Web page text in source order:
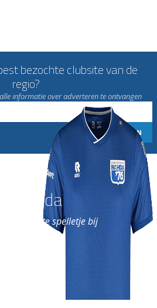
bezochte clubsite van de
regio?
informatie over adverteren te ontvangen
Rohda
het leukste spelletje bij